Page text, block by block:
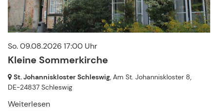
So. 09.08.2026 17:00 Uhr
Kleine Sommerkirche
St. Johanniskloster Schleswig, Am St. Johanniskloster 8,
DE-24837 Schleswig
Weiterlesen